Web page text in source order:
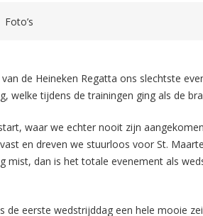
Foto’s
de Heineken Regatta ons slechtste
welke tijdens de trainingen ging als de
waar we echter nooit zijn
en dreven we stuurloos voor St.
mist, dan is het totale evenement als
de eerste wedstrijddag een hele mooie